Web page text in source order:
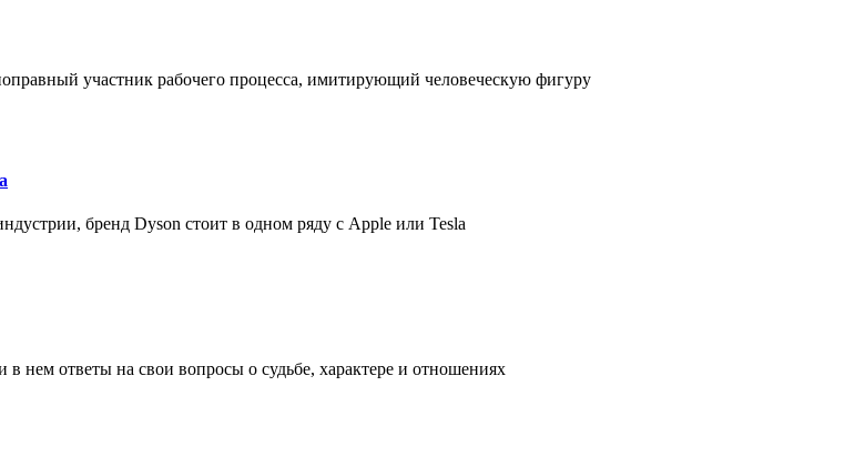
участник рабочего процесса, имитирующий человеческую фигуру
бренд Dyson стоит в одном ряду с Apple или Tesla
нем ответы на свои вопросы о судьбе, характере и отношениях